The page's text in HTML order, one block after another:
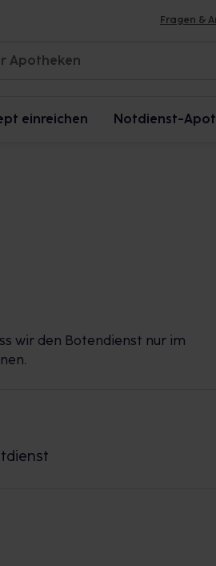
Fragen &
einreichen Notdienst-
wir den Botendienst nur im